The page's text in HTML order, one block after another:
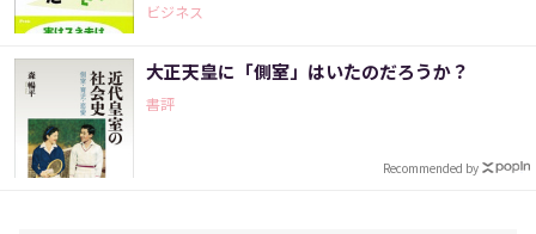
ビジネス
大正天皇に「側室」はいたのだろうか？
書評
Recommended by